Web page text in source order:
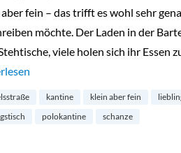
fein – das trifft es wohl sehr
möchte. Der Laden in der
viele holen sich ihr Essen
in der Schanze“
kantine klein aber fein
polokantine schanze